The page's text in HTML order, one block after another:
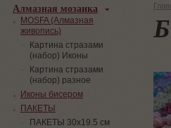
Алмазная мозаика
MOSFA (Алмазная
живопись)
Картина стразами
(набор) Иконы
Картина стразами
(набор) разное
Иконы бисером
ПАКЕТЫ
ПАКЕТЫ 30х19.5 см